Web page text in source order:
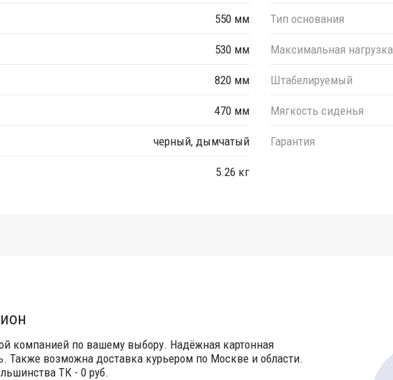
550 мм
530 мм
820 мм
470 мм
черный, дымчатый
5.26 кг
Тип основания
Максимальная нагрузка
Штабелируемый
Мягкость сиденья
Гарантия
компанией по вашему выбору. Надёжная картонная
Также возможна доставка курьером по Москве и области.
ТК - 0 руб.